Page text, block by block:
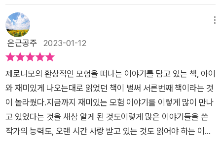
하르도 뾰로통발레, 전사들 중에는 슬프다노 슬픔줄리 소장이나
성깔머리 더럽지옹 준장, 짜증 복통쿠스 준장 등이다. 그런가 하
면 제로니모의 표현도 한 몫 한다. '이런, 모차렐라치즈 천 개에 코
박을 일이!'라든가 '고양이 꼬리에 두드려 맞을 일이' 같은 표현들
은 분명 이 책을 읽는 아이들의 어휘나 표현력을 크게 키워줄 것
이다.30권을 시작하면서 앞부분은 너무 헤맸다. 하~ 세상에! 어
린이 책의 세계관이 이렇게까지 복잡할 일인가? 싶었는데 게임
이나 판타지 소설에 익숙한 아이들에게는 그다지 어렵지 않을 수
도 있겠구나 싶었다. 그리고 한 번 이해하고 나면 사실 그 세계관
아이들이 분량의 압박을 느끼진 않을까 걱정하진 않아도 된다. 감
정과 동작을 시각적으로도 느껴지게끔 표현하는 그림 글자덕분
에 지루할 틈없이 이야기 속으로 빠져들어가게 만들어 주니 말이
다. 타임머신을 타고 공룡이 살았던 쥐라기로 시간 여행을 떠났
이 나왔다니 그만큼 어린이들에게 사랑을 받은 시리즈라는 생각
이 새삼 든다. 이번에 만난 30권에서는 판타지 제국을 부활시킬
전설 속 왕관을 찾아 떠나는 제로니모의 모험 이야기가 펼쳐진다.
쥐토피아의 시원한 가을날, 제로니모는 자신의 출판사에서 곧 출
간할 예정인 팝업책을 보려던 참이었다. 제로니모는 찍찍 랜드에
은근공주 2023-01-12
제로니모의 환상적인 모험을 떠나는 이야기를 담고 있는 책, 아이
와 재미있게 나오는대로 읽었던 책이 벌써 서른번째 책이라는 것
이 놀라웠다.지금까지 재미있는 모험 이야기를 이렇게 많이 만나
고 있었다는 것을 새삼 알게 된 것도이렇게 많은 이야기들을 쓴
작가의 능력도, 오랜 시간 사랑 받고 있는 것도 읽어야 하는 이유